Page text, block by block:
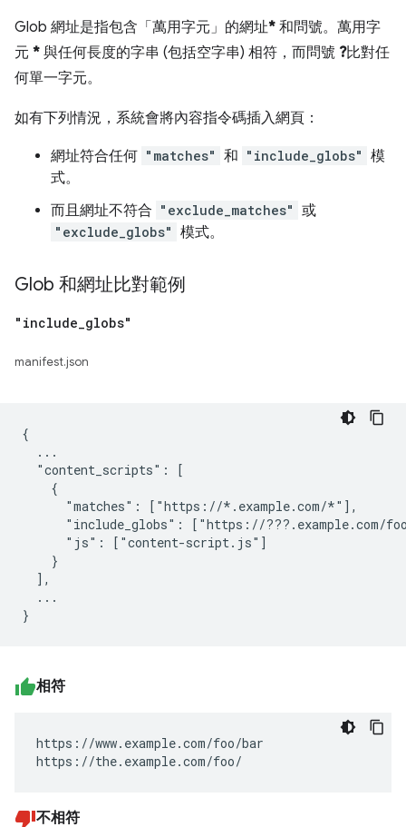
Glob 網址是指包含「萬用字元」的網址* 和問號。萬用字
元 * 與任何長度的字串 (包括空字串) 相符，而問號 ?比對任
何單一字元。
如有下列情況，系統會將內容指令碼插入網頁：
網址符合任何 "matches" 和 "include_globs" 模
式。
而且網址不符合 "exclude_matches" 或
"exclude_globs" 模式。
Glob 和網址比對範例
"include_globs"
manifest.json
{
  ...
  "content_scripts": [
    {
      "matches": ["https://*.example.com/*"],
"include_globs": ["https://???.example.com/
      "js": ["content-script.js"]
    }
  ],
  ...
相符
https://www.example.com/foo/bar
https://the.example.com/foo/
不相符